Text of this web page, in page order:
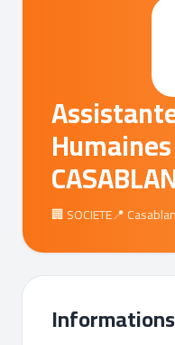
🏢 SOCIETE📍